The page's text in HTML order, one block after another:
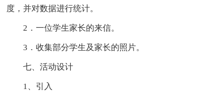
度，并对数据进行统计。
2．一位学生家长的来信。
3．收集部分学生及家长的照片。
七、活动设计
1、引入